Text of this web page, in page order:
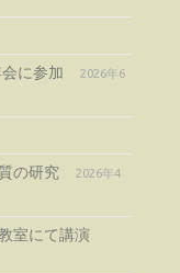
に参加
2026年6
の研究
2026年4
室にて講演